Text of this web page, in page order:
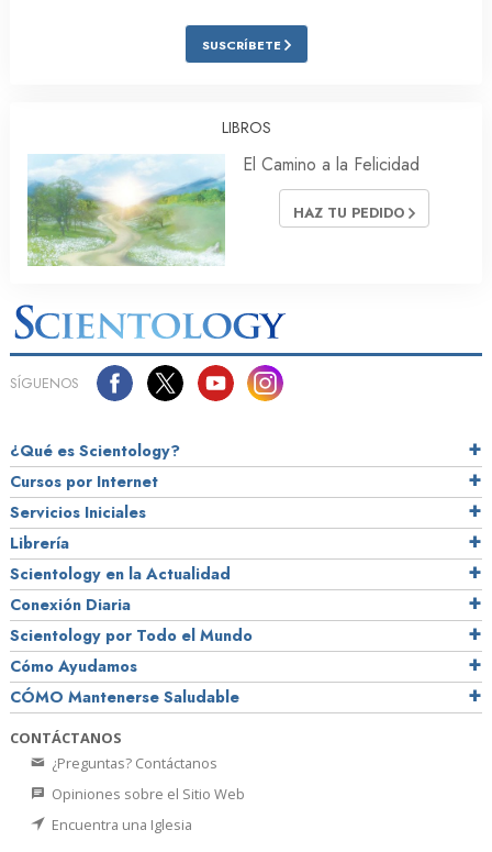
SUSCRÍBETE
LIBROS
El Camino a la Felicidad
HAZ TU PEDIDO
SÍGUENOS
¿Qué es Scientology?
Cursos por Internet
Servicios Iniciales
Librería
Scientology en la Actualidad
Conexión Diaria
Scientology por Todo el Mundo
Cómo Ayudamos
CÓMO Mantenerse Saludable
CONTÁCTANOS
¿Preguntas? Contáctanos
Opiniones sobre el Sitio Web
Encuentra una Iglesia